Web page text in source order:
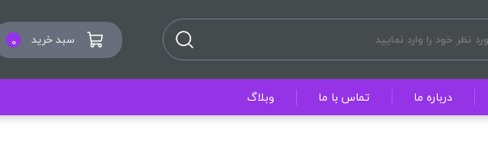
سبد خرید 0
درباره ما تماس با ما وبلاگ